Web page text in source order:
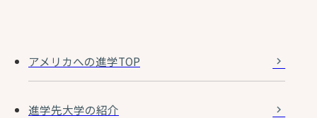
アメリカへの進学TOP
進学先大学の紹介